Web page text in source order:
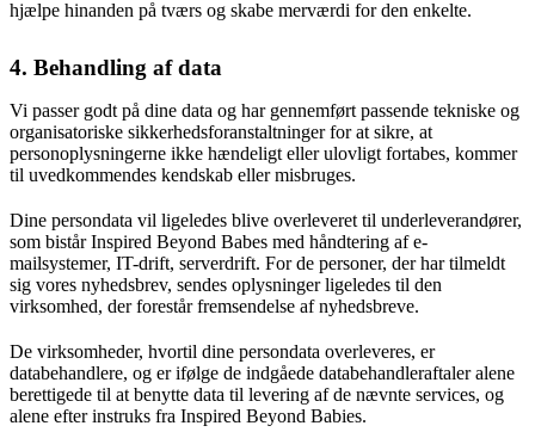
hjælpe hinanden på tværs og skabe merværdi for den enkelte.
4. Behandling af data
Vi passer godt på dine data og har gennemført passende tekniske og
organisatoriske sikkerhedsforanstaltninger for at sikre, at
personoplysningerne ikke hændeligt eller ulovligt fortabes, kommer
til uvedkommendes kendskab eller misbruges.
Dine persondata vil ligeledes blive overleveret til underleverandører,
som bistår Inspired Beyond Babes med håndtering af e-
mailsystemer, IT-drift, serverdrift. For de personer, der har tilmeldt
sig vores nyhedsbrev, sendes oplysninger ligeledes til den
virksomhed, der forestår fremsendelse af nyhedsbreve.
De virksomheder, hvortil dine persondata overleveres, er
databehandlere, og er ifølge de indgåede databehandleraftaler alene
berettigede til at benytte data til levering af de nævnte services, og
alene efter instruks fra Inspired Beyond Babies.